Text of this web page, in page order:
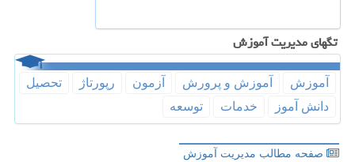
تگهای مدیریت آموزش
آموزش آموزش و پرورش آزمون رپورتاژ
تحصیل
دانش آموز
خدمات توسعه
صفحه مطالب مدیریت آموزش